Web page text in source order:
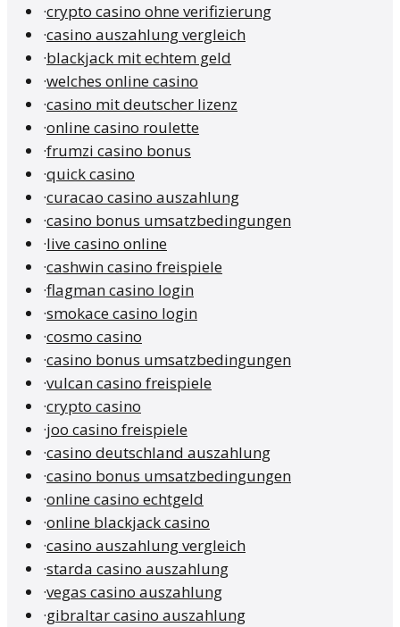
·crypto casino ohne verifizierung
·casino auszahlung vergleich
·blackjack mit echtem geld
·welches online casino
·casino mit deutscher lizenz
·online casino roulette
·frumzi casino bonus
·quick casino
·curacao casino auszahlung
·casino bonus umsatzbedingungen
·live casino online
·cashwin casino freispiele
·flagman casino login
·smokace casino login
·cosmo casino
·casino bonus umsatzbedingungen
·vulcan casino freispiele
·crypto casino
·joo casino freispiele
·casino deutschland auszahlung
·casino bonus umsatzbedingungen
·online casino echtgeld
·online blackjack casino
·casino auszahlung vergleich
·starda casino auszahlung
·vegas casino auszahlung
·gibraltar casino auszahlung